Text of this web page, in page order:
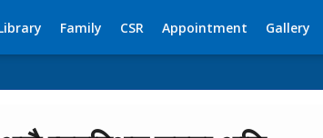
Family CSR Appointment Gallery